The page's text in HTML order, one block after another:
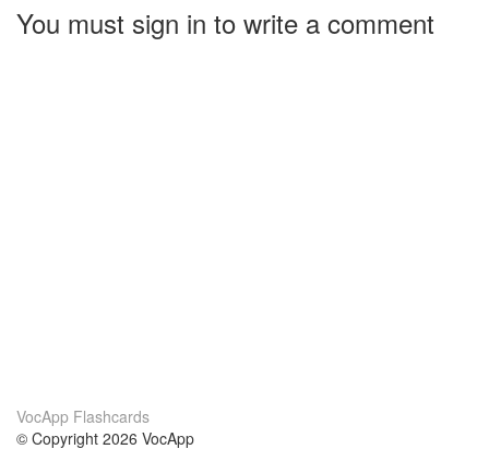
You must sign in to write a comment
VocApp Flashcards
© Copyright 2026 VocApp